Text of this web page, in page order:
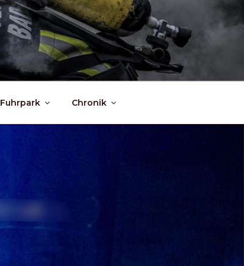
Fuhrpark Chronik